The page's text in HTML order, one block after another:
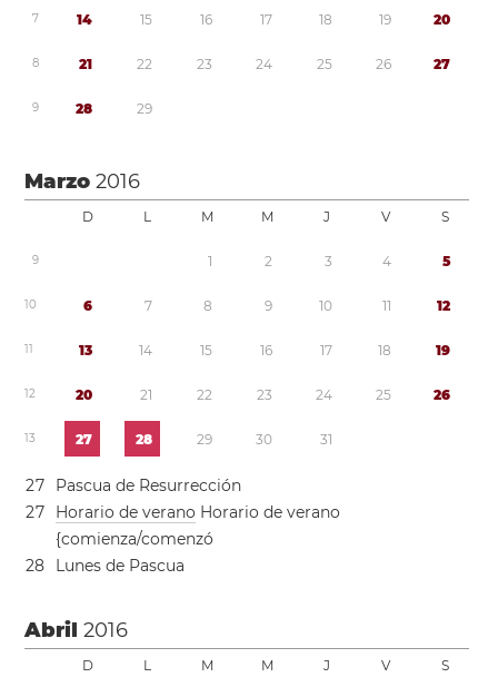
7 14 15 16 17 18 19 20
8 21 22 23 24 25 26 27
9 28 29
Marzo2016
D L M M J V S
9 1 2 3 4 5
10 6 7 8 9 10 11 12
11 13 14 15 16 17 18 19
12 20 21 22 23 24 25 26
13 27 28 29 30 31
27
Pascua de Resurrección
27 Horario de verano Horario de verano
{comienza/comenzó
28 Lunes de Pascua
Abril2016
D L M M J V S